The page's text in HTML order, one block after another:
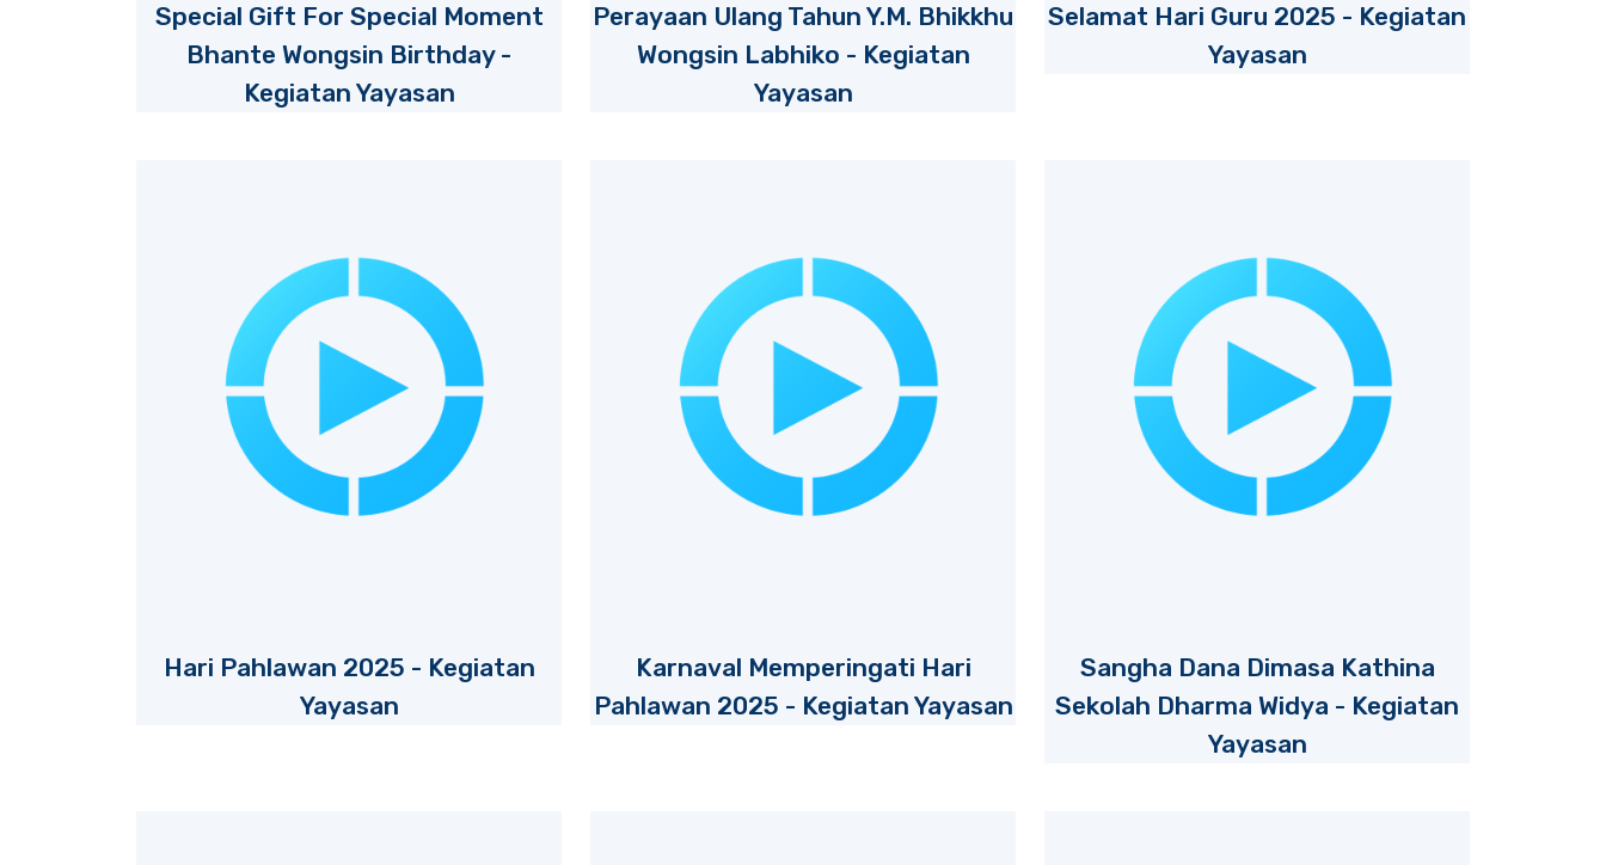
Special Gift For Special Moment
Bhante Wongsin Birthday -
Kegiatan Yayasan
Perayaan Ulang Tahun Y.M. Bhikkhu
Wongsin Labhiko - Kegiatan
Yayasan
Selamat Hari Guru 2025 - Kegiatan
Yayasan
Hari Pahlawan 2025 - Kegiatan
Yayasan
Karnaval Memperingati Hari
Pahlawan 2025 - Kegiatan Yayasan
Sangha Dana Dimasa Kathina
Sekolah Dharma Widya - Kegiatan
Yayasan